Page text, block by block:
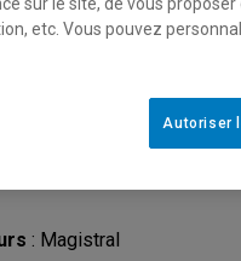
Horaire -
: Magistral
sur le site, de vous
etc. Vous pouvez
Autoriser